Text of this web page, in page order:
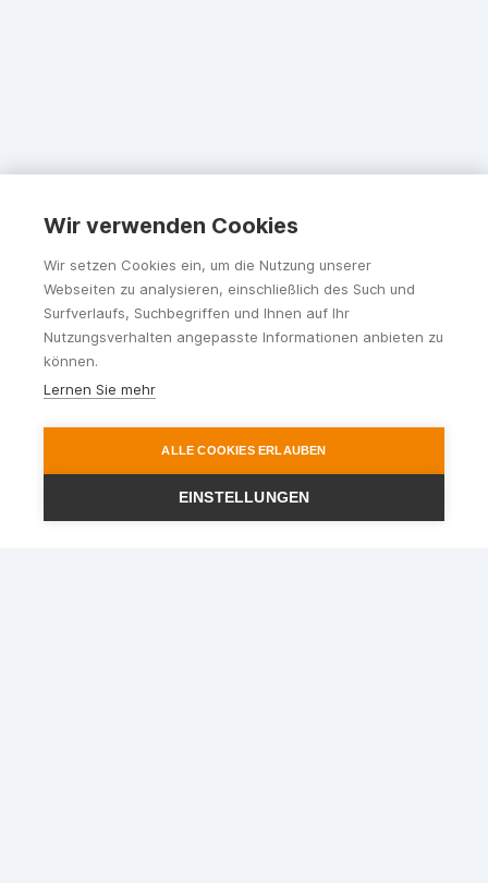
Ihr Reisepartner im Rhein-
Wir verwenden Cookies
Wir setzen Cookies ein, um die Nutzung unserer
Webseiten zu analysieren, einschließlich des Such und
Surfverlaufs, Suchbegriffen und Ihnen auf Ihr
Nutzungsverhalten angepasste Informationen anbieten zu
können.
Lernen Sie mehr
ALLE COOKIES ERLAUBEN
EINSTELLUNGEN